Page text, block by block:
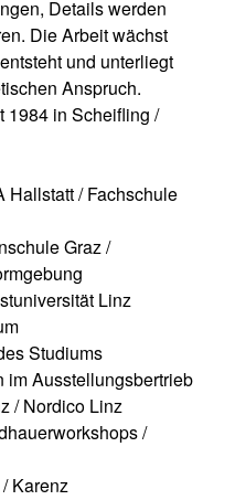
Details werden
Die Arbeit wächst
und unterliegt
Anspruch.
1984 in Scheifling /
Hallstatt / Fachschule
Graz /
Linz
Studiums
im Ausstellungsbertrieb
/ Nordico Linz
/
Karenz